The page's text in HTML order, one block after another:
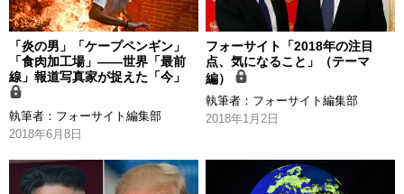
「炎の男」「ケープペンギン」
「食肉加工場」――世界「最前
線」報道写真家が捉えた「今」
執筆者： フォーサイト編集部
2018年6月8日
フォーサイト「2018年の注目
点、気になること」（テーマ
編）
執筆者： フォーサイト編集部
2018年1月2日